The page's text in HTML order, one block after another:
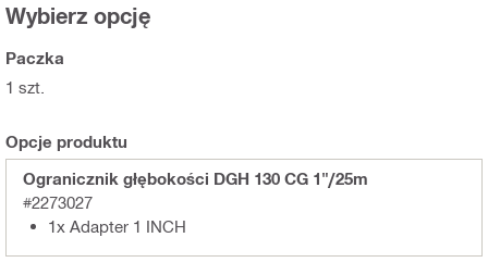
Wybierz opcję
Paczka
1 szt.
Opcje produktu
Ogranicznik głębokości DGH 130 CG 1"/25m
#2273027
1x Adapter 1 INCH